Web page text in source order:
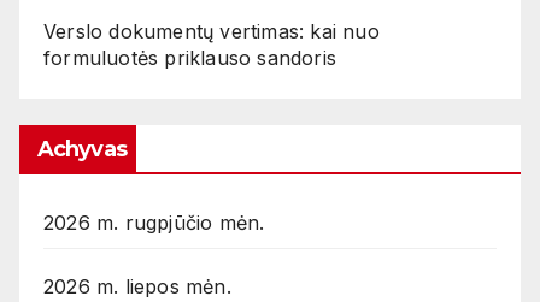
Verslo dokumentų vertimas: kai nuo
formuluotės priklauso sandoris
Achyvas
2026 m. rugpjūčio mėn.
2026 m. liepos mėn.